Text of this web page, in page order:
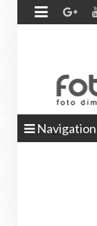

Navigation